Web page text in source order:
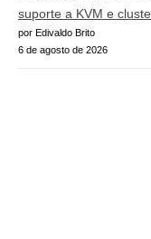
suporte a KVM e
por Edivaldo Brito
6 de agosto de 2026